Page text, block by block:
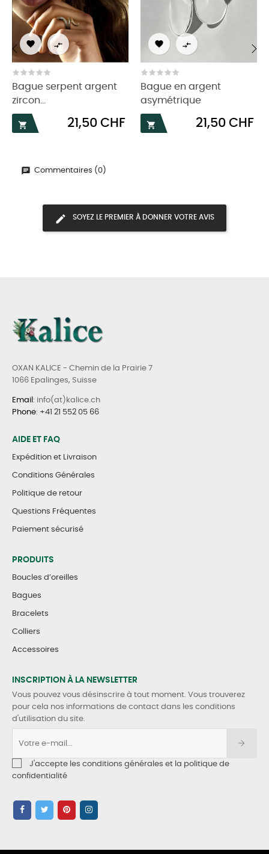
 
Bague serpent argent
zircon...

Prix
21,50 CHF
 
Bague en argent
asymétrique

Prix
21,50 CHF
‹
Commentaires (0)
SOYEZ LE PREMIER À DONNER VOTRE AVIS
OXAN KALICE - Chemin de la Prairie 7
1066 Epalinges, Suisse
Email : info(at)kalice.ch
Phone: +41 21 552 05 66
AIDE ET FAQ
Expédition et Livraison
Conditions Générales
Politique de retour
Questions Fréquentes
Paiement sécurisé
PRODUITS
Boucles d’oreilles
Bagues
Bracelets
Colliers
Accessoires
INSCRIPTION À LA NEWSLETTER
Vous pouvez vous désinscrire à tout moment. Vous trouverez
pour cela nos informations de contact dans les conditions
d'utilisation du site.
J'accepte les conditions générales et la politique de
confidentialité